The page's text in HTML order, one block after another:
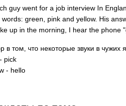
guy went for a job interview In
words: green, pink and yellow. His
up in the morning, I hear the phone "
в том, что некоторые звуки в чужих
- pick
- hello